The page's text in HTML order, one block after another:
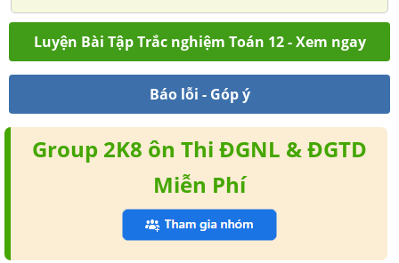
Luyện Bài Tập Trắc nghiệm Toán 12 - Xem ngay
Báo lỗi - Góp ý
Group 2K8 ôn Thi ĐGNL & ĐGTD
Miễn Phí